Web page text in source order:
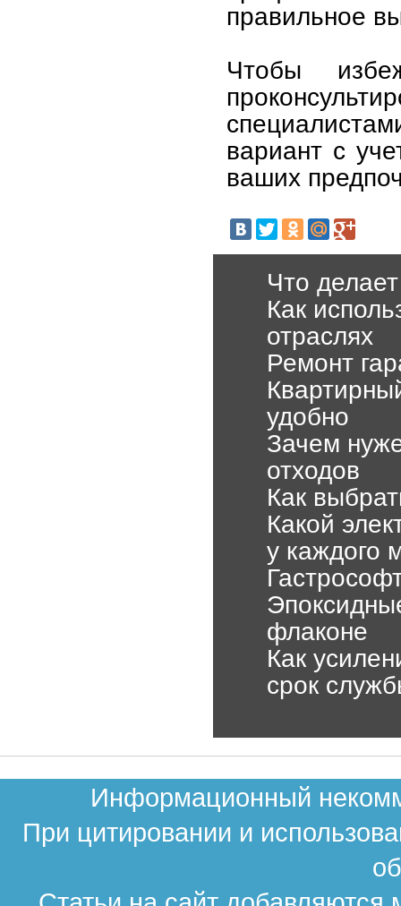
правильное
Чтобы
вариант с
ваших
Что
Как
отраслях
Ремонт
удобно
Зачем
отходов
Как
Какой
у каждого
флаконе
Как
срок
Информационный
При цитировании и